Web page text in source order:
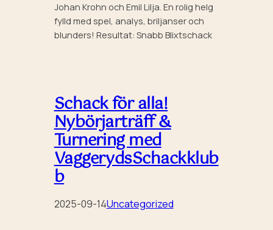
Johan Krohn och Emil Lilja. En rolig helg
fylld med spel, analys, briljanser och
blunders! Resultat: Snabb Blixtschack
Schack för alla!
Nybörjarträff &
Turnering med
VaggerydsSchackklub
b
2025-09-14Uncategorized